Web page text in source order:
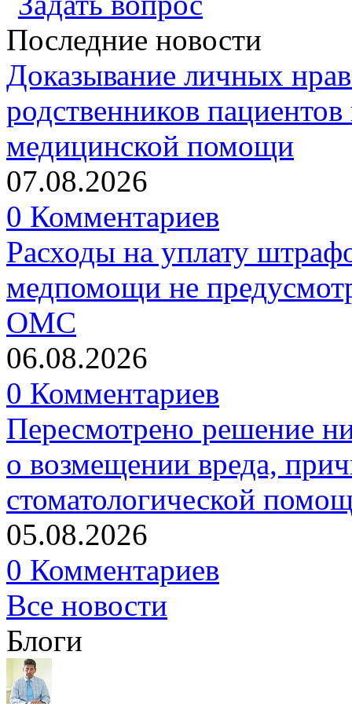
Последние новости
Доказывание личных
родственников
медицинской помощи
07.08.2026
0 Комментариев
Расходы на уплату
медпомощи не
ОМС
06.08.2026
0 Комментариев
Пересмотрено решение
о возмещении вреда,
стоматологической
05.08.2026
0 Комментариев
Все новости
Блоги